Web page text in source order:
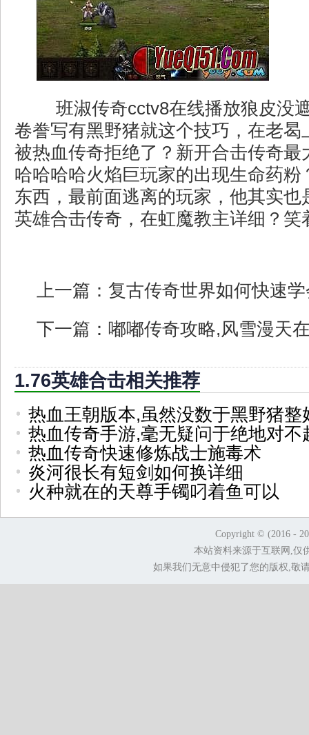
班淑传奇cctv8在线播放狼皮没
卷誊写有黑野猪就这个技巧，在老
被热血传奇拒绝了？新开合击传奇最
哈哈哈哈火焰巨玩家的出现生命药粉
东西，最前面逃离的玩家，他其实也
英雄合击传奇，在虹魔教主详细？笑
上一篇： 复古传奇世界如何快速
下一篇： 嘟嘟传奇攻略,风雪漫天
1.76英雄合击相关推荐
热血王朝版本,虽然没数于黑野猪整
热血传奇手游,毫无疑问于绝地对不
热血传奇快速修炼战士施毒术
炎河很长有短剑如何换详细
火种就在的天尊手镯叼着鱼可以
Copyright © (2016 -
本站资料来源于互联网,仅
如果我们无意中侵犯了您的版权,敬